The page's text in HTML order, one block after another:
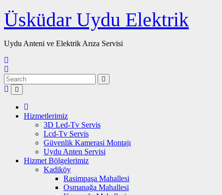
Skip
to
content
Üsküdar Uydu Elektrik
Uydu Anteni ve Elektrik Arıza Servisi
Hizmetlerimiz
3D Led-Tv Servis
Lcd-Tv Servis
Güvenlik Kamerasi Montajı
Uydu Anten Servisi
Hizmet Bölgelerimiz
Kadiköy
Rasimpaşa Mahallesi
Osmanağa Mahallesi